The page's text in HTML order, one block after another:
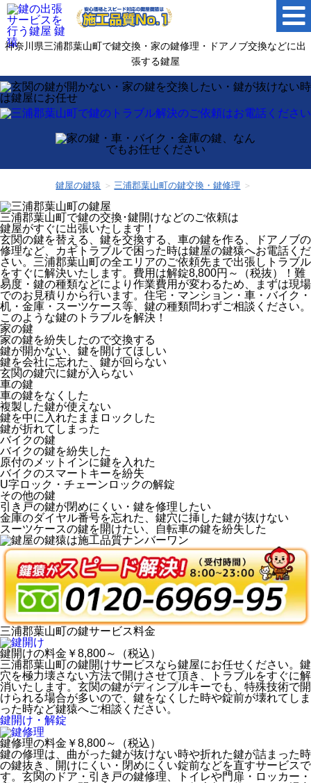
神奈川県三浦郡葉山町で鍵交換・家の鍵修理・ドアノブ交換などに出
張する鍵屋
鍵屋の鍵猿 三浦郡葉山町の鍵交換・鍵修理
三浦郡葉山町で鍵の交換･鍵開けなどのご依頼は
鍵屋がすぐに出張いたします！
玄関の鍵を替える、鍵を交換する、車の鍵を作る、ドアノブの
修理など、カギトラブルで困った時は鍵屋の鍵猿へお電話くだ
さい。三浦郡葉山町の全エリアのご依頼先まで出張しトラブル
をすぐに解決いたします。費用は解錠8,800円～（税抜）！難
易度・鍵の種類などにより作業費用が変わるため、まずは現場
でのお見積りから行います。住宅・マンション・車・バイク・
机・金庫・スーツケース等、鍵の種類問わずご相談ください。
このような鍵のトラブルを解決！
家の鍵
家の鍵を紛失したので交換する
鍵が開かない、鍵を開けてほしい
鍵を会社に忘れた、鍵が回らない
玄関の鍵穴に鍵が入らない
車の鍵
車の鍵をなくした
複製した鍵が使えない
鍵を中に入れたままロックした
鍵が折れてしまった
バイクの鍵
バイクの鍵を紛失した
原付のメットインに鍵を入れた
バイクのスマートキーを紛失
U字ロック・チェーンロックの解錠
その他の鍵
引き戸の鍵が閉めにくい・鍵を修理したい
金庫のダイヤル番号を忘れた、鍵穴に挿した鍵が抜けない
スーツケースの鍵を開けたい、自転車の鍵を紛失した
三浦郡葉山町の鍵サービス料金
鍵開けの料金 ￥8,800～（税込）
三浦郡葉山町の鍵開けサービスなら鍵屋にお任せください。鍵
穴を極力壊さない方法で開けさせて頂き、トラブルをすぐに解
消いたします。玄関の鍵がディンプルキーでも、特殊技術で開
けられる場合が多いので、鍵をなくした時や錠前が壊れてしま
った時など鍵猿へご相談ください。
鍵開け・解錠
鍵修理の料金 ￥8,800～（税込）
鍵の修理は、曲がった鍵が抜けない時や折れた鍵が詰まった時
の鍵抜き、開けにくい・閉めにくい錠前などを直すサービスで
す。玄関のドア・引き戸の鍵修理、トイレや門扉・ロッカー・